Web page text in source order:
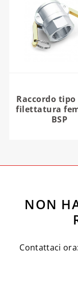
Raccordo tipo
filettatura
BSP
NON
Contattaci